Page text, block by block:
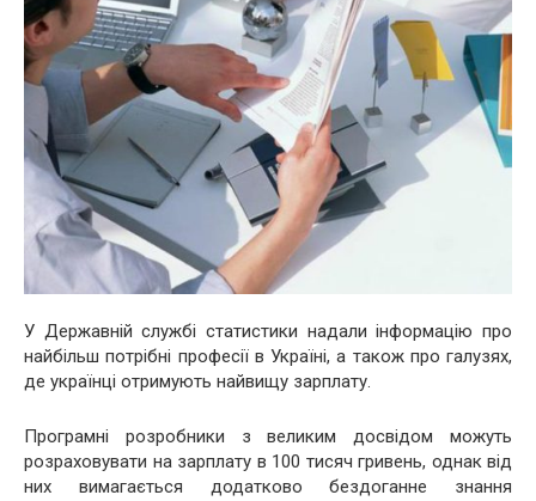
У Державній службі статистики надали інформацію про
найбільш потрібні професії в Україні, а також про галузях,
де українці отримують найвищу зарплату.
Програмні розробники з великим досвідом можуть
розраховувати на зарплату в 100 тисяч гривень, однак від
них вимагається додатково бездоганне знання